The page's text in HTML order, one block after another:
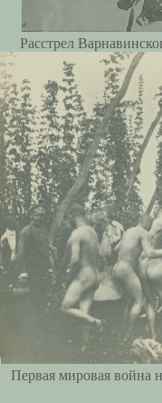
Расстрел
Первая мировая война